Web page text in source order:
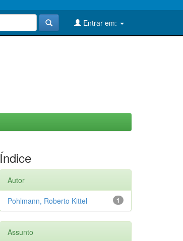
Entrar em:
Índice
Autor
1
Pohlmann, Roberto Kittel
Assunto